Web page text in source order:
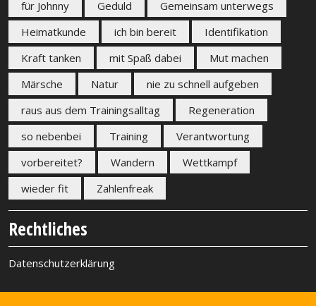
für Johnny
Geduld
Gemeinsam unterwegs
Heimatkunde
ich bin bereit
Identifikation
Kraft tanken
mit Spaß dabei
Mut machen
Märsche
Natur
nie zu schnell aufgeben
raus aus dem Trainingsalltag
Regeneration
so nebenbei
Training
Verantwortung
vorbereitet?
Wandern
Wettkampf
wieder fit
Zahlenfreak
Rechtliches
Datenschutzerklärung